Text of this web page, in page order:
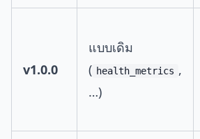
v1.0.0
แบบเดิม
( health_metrics ,
…)